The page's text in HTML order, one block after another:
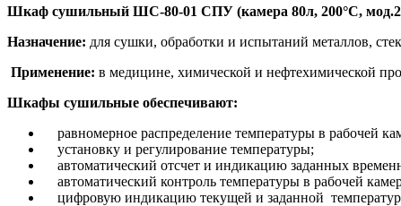
Шкаф сушильный ШС-80-01 СПУ (камера 80л, 200°C,
Назначение: для сушки, обработки и испытаний металлов,
Применение: в медицине, химической и нефтехимической
Шкафы сушильные обеспечивают:
равномерное распределение температуры в рабочей
установку и регулирование температуры;
автоматический отсчет и индикацию заданных
автоматический контроль температуры в рабочей
цифровую индикацию текущей и заданной